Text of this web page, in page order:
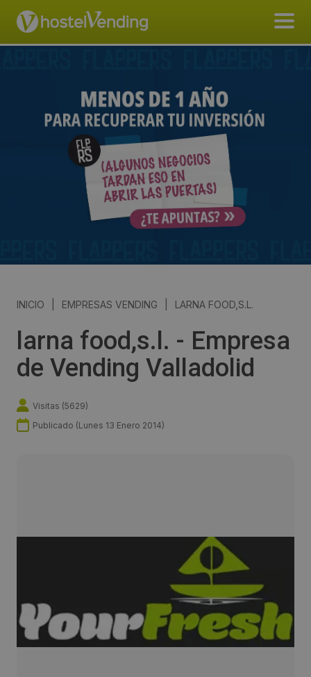
INICIO EMPRESAS VENDING LARNA FOOD,S.L.
larna food,s.l. - Empresa
de Vending Valladolid
Visitas (5629)
Publicado (Lunes 13 Enero 2014)